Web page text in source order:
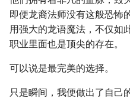
即便龙裔法师没有这般恐怖
用强大的龙语魔法，不仅如
职业里面也是顶尖的存在。
可以说是最完美的选择。
只是瞬间，我便做出了自己